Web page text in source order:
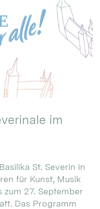
im
St. Severin in
für Kunst, Musik
zum 27. September
Das Programm